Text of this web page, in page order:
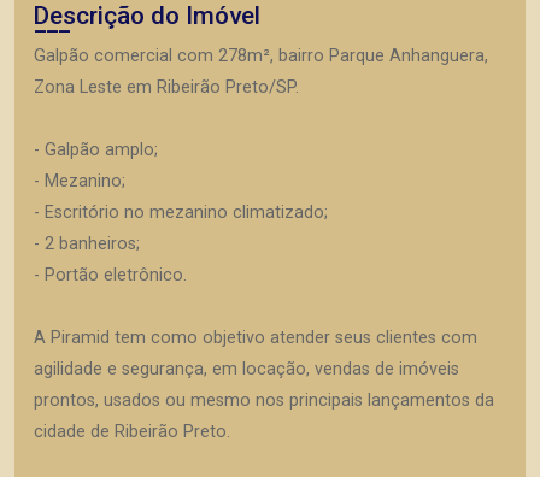
Descrição do Imóvel
Galpão comercial com 278m², bairro Parque Anhanguera,
Zona Leste em Ribeirão Preto/SP.
- Galpão amplo;
- Mezanino;
- Escritório no mezanino climatizado;
- 2 banheiros;
- Portão eletrônico.
A Piramid tem como objetivo atender seus clientes com
agilidade e segurança, em locação, vendas de imóveis
prontos, usados ou mesmo nos principais lançamentos da
cidade de Ribeirão Preto.